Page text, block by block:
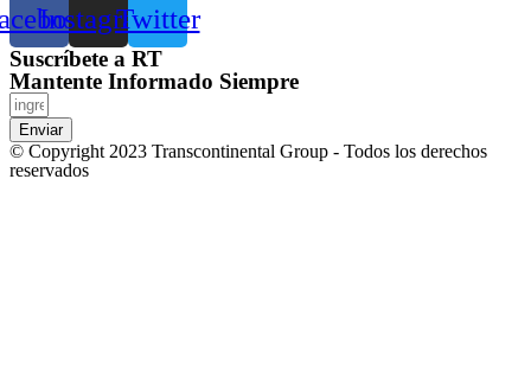
InstagramTwitter
Suscríbete a RT
Mantente Informado Siempre
Enviar
© Copyright 2023 Transcontinental Group - Todos los derechos
reservados